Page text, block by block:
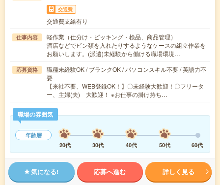
交通費
交通費支給有り
仕事内容
軽作業（仕分け・ピッキング・検品、商品管理）
酒店などでビン類を入れたりするようなケースの組立作業を
お願いします。(派遣)未経験から働ける職場環境…
応募資格
職種未経験OK / ブランクOK / パソコンスキル不要 / 英語力不
要
【来社不要、WEB登録OK！】〇未経験大歓迎！〇フリータ
ー、主婦(夫) 大歓迎！ ※お仕事の掛け持ち…
職場の雰囲気
年齢層
20代
30代 40代 50代 60代
気になる! 応募へ進む 詳しく見る